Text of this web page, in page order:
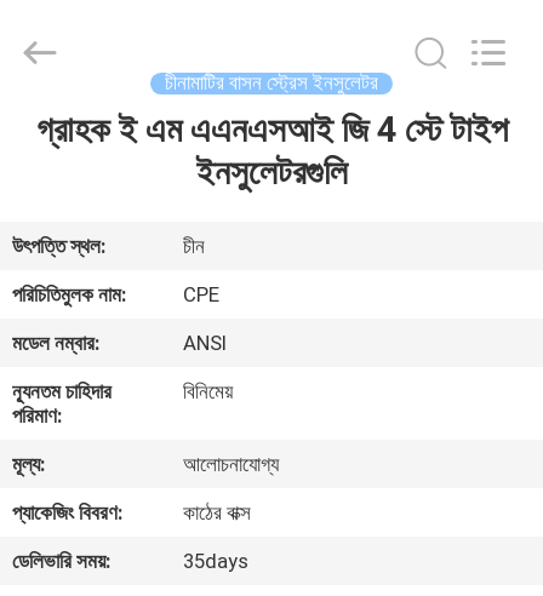
বাড়ি
আমাদের
সম্পর্কে
কারখানা
ভ্রমণ
মান
নিয়ন্ত্রণ
Power
Electric
Reserved.
চীনামাটির বাসন স্ট্রেস ইনসুলেটর
গ্রাহক ই এম এএনএসআই জি 4 স্টে টাইপ
ইনসুলেটরগুলি
উৎপত্তি স্থল:
চীন
পরিচিতিমুলক নাম:
CPE
মডেল নম্বার:
ANSI
ন্যূনতম চাহিদার
পরিমাণ:
বিনিমেয়
মূল্য:
আলোচনাযোগ্য
প্যাকেজিং বিবরণ:
কাঠের বাক্স
ডেলিভারি সময়:
35days